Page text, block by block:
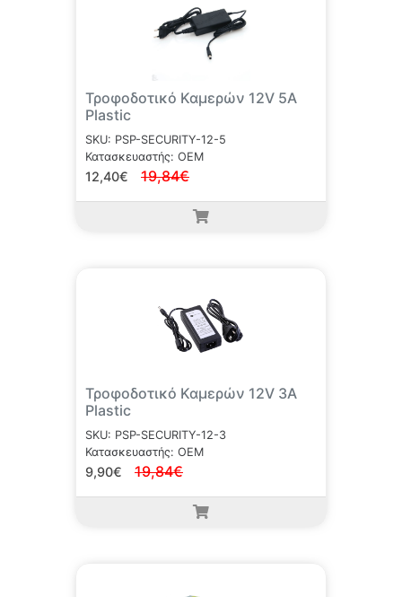
Τροφοδοτικό Καμερών 12V 5A
Plastic
SKU: PSP-SECURITY-12-5
Κατασκευαστής: OEM
12,40€ 19,84€
Τροφοδοτικό Καμερών 12V 3A
Plastic
SKU: PSP-SECURITY-12-3
Κατασκευαστής: OEM
9,90€ 19,84€